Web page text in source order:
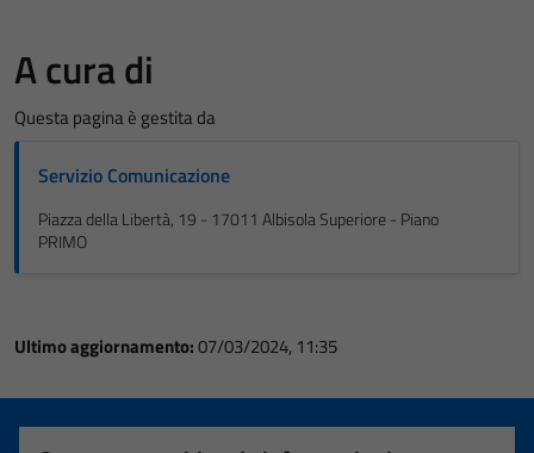
A cura di
Questa pagina è gestita da
Servizio Comunicazione
Piazza della Libertà, 19 - 17011 Albisola Superiore - Piano
PRIMO
Ultimo aggiornamento:07/03/2024, 11:35